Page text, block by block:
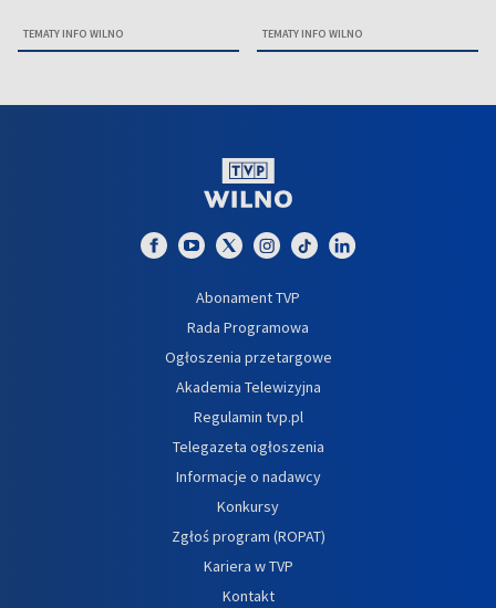
TEMATY INFO WILNO TEMATY INFO WILNO
Abonament TVP
Rada Programowa
Ogłoszenia przetargowe
Akademia Telewizyjna
Regulamin tvp.pl
Telegazeta ogłoszenia
Informacje o nadawcy
Konkursy
Zgłoś program (ROPAT)
Kariera w TVP
Kontakt